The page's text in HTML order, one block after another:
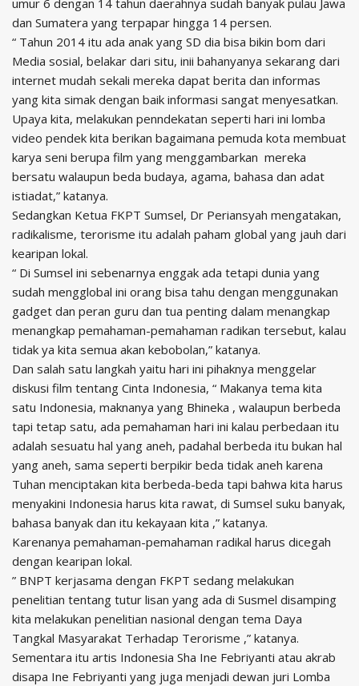
dan Sumatera yang terpapar hingga 14 persen.
“ Tahun 2014 itu ada anak yang SD dia bisa bikin bom dari
Media sosial, belakar dari situ, inii bahanyanya sekarang dari
internet mudah sekali mereka dapat berita dan informas
yang kita simak dengan baik informasi sangat menyesatkan.
Upaya kita, melakukan penndekatan seperti hari ini lomba
video pendek kita berikan bagaimana pemuda kota membuat
karya seni berupa film yang menggambarkan mereka
bersatu walaupun beda budaya, agama, bahasa dan adat
istiadat,” katanya.
Sedangkan Ketua FKPT Sumsel, Dr Periansyah mengatakan,
radikalisme, terorisme itu adalah paham global yang jauh dari
kearipan lokal.
“ Di Sumsel ini sebenarnya enggak ada tetapi dunia yang
sudah mengglobal ini orang bisa tahu dengan menggunakan
gadget dan peran guru dan tua penting dalam menangkap
menangkap pemahaman-pemahaman radikan tersebut, kalau
tidak ya kita semua akan kebobolan,” katanya.
Dan salah satu langkah yaitu hari ini pihaknya menggelar
diskusi film tentang Cinta Indonesia, “ Makanya tema kita
satu Indonesia, maknanya yang Bhineka , walaupun berbeda
tapi tetap satu, ada pemahaman hari ini kalau perbedaan itu
adalah sesuatu hal yang aneh, padahal berbeda itu bukan hal
yang aneh, sama seperti berpikir beda tidak aneh karena
Tuhan menciptakan kita berbeda-beda tapi bahwa kita harus
menyakini Indonesia harus kita rawat, di Sumsel suku banyak,
bahasa banyak dan itu kekayaan kita ,” katanya.
Karenanya pemahaman-pemahaman radikal harus dicegah
dengan kearipan lokal.
” BNPT kerjasama dengan FKPT sedang melakukan
penelitian tentang tutur lisan yang ada di Susmel disamping
kita melakukan penelitian nasional dengan tema Daya
Tangkal Masyarakat Terhadap Terorisme ,” katanya.
Sementara itu artis Indonesia Sha Ine Febriyanti atau akrab
disapa Ine Febriyanti yang juga menjadi dewan juri Lomba